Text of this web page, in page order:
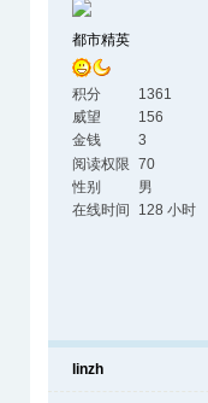
都市精英
积分
1361
威望
156
金钱
3
阅读权限 70
性别
男
在线时间
128 小时
linzh